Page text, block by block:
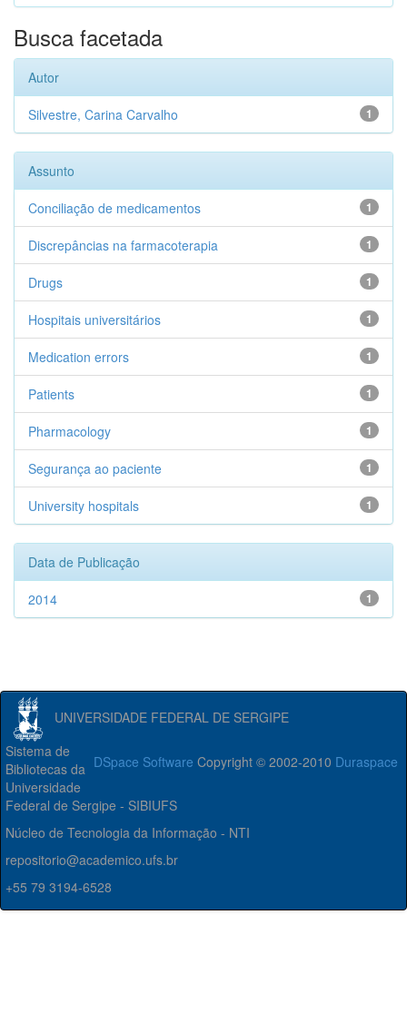
Busca facetada
Autor
1
Silvestre, Carina Carvalho
Assunto
1
Conciliação de medicamentos
1
Discrepâncias na farmacoterapia
1
Drugs
1
Hospitais universitários
1
Medication errors
1
Patients
1
Pharmacology
1
Segurança ao paciente
1
University hospitals
Data de Publicação
1
2014
UNIVERSIDADE FEDERAL DE SERGIPE
DSpace Software Copyright © 2002-2010 Duraspace
Sistema de
Bibliotecas da
Universidade
Federal de Sergipe - SIBIUFS
Núcleo de Tecnologia da Informação - NTI
repositorio@academico.ufs.br
+55 79 3194-6528